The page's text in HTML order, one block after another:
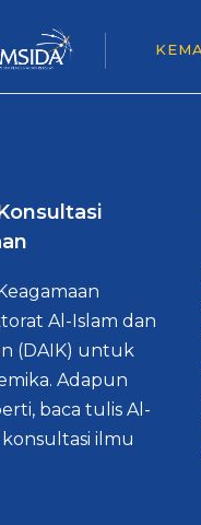
Al-Islam dan
(DAIK) untuk
Adapun
baca tulis Al-
ilmu